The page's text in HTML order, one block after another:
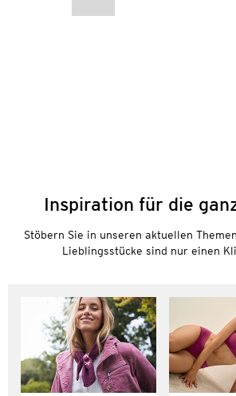
Inspiration für die
Stöbern Sie in unseren aktuellen
Lieblingsstücke sind nur einen